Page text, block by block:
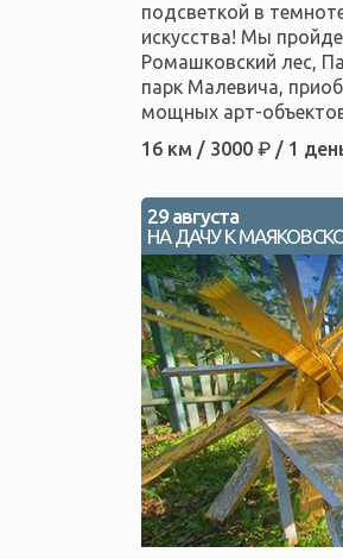
подсветкой в
искусства! Мы
Ромашковский лес,
парк Малевича,
мощных арт-
16 км / 3000 ₽ / 1
29 августа
НА ДАЧУ К